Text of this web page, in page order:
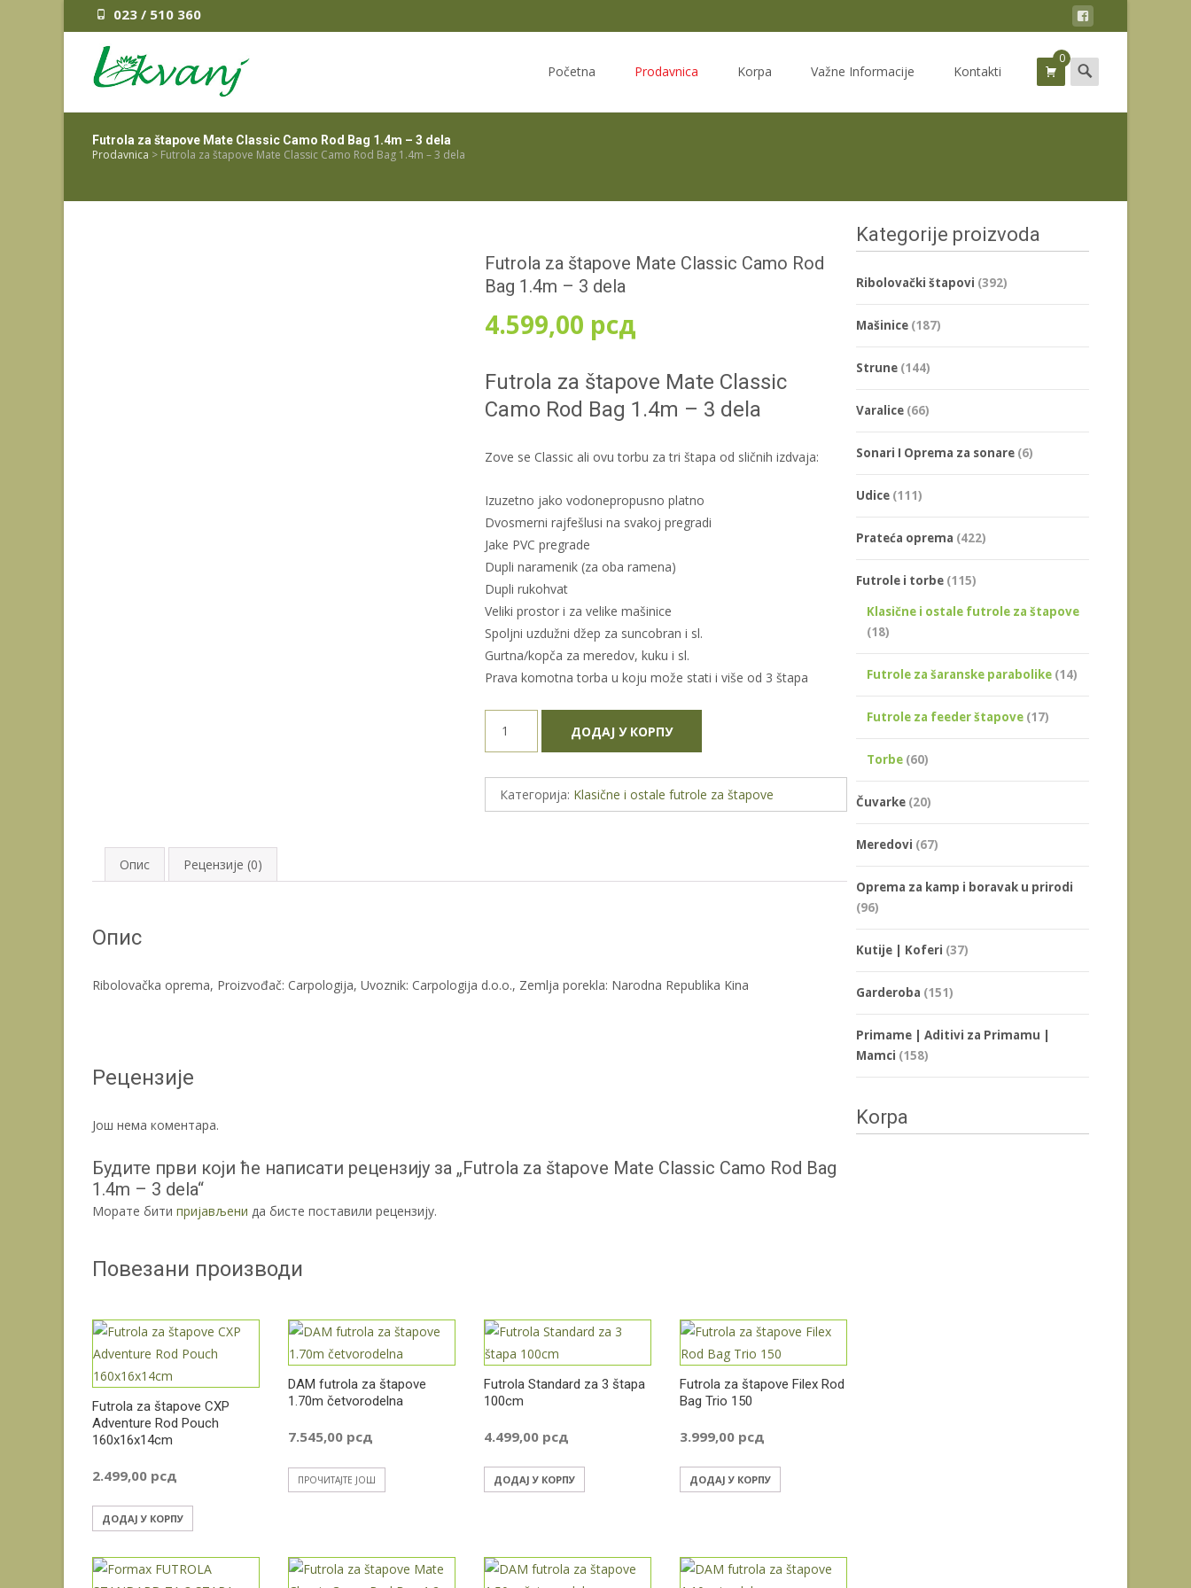
023 / 510 360
Početna Prodavnica Korpa Važne Informacije Kontakti
0 Search
for:
Futrola za štapove Mate Classic Camo Rod Bag 1.4m – 3 dela
Prodavnica > Futrola za štapove Mate Classic Camo Rod Bag 1.4m – 3 dela
Futrola za štapove Mate Classic Camo Rod
Bag 1.4m – 3 dela
4.599,00 рсд
Futrola za štapove Mate Classic
Camo Rod Bag 1.4m – 3 dela
Zove se Classic ali ovu torbu za tri štapa od sličnih izdvaja:
Izuzetno jako vodonepropusno platno
Dvosmerni rajfešlusi na svakoj pregradi
Jake PVC pregrade
Dupli naramenik (za oba ramena)
Dupli rukohvat
Veliki prostor i za velike mašinice
Spoljni uzdužni džep za suncobran i sl.
Gurtna/kopča za meredov, kuku i sl.
Prava komotna torba u koju može stati i više od 3 štapa
Mate
Classic
количина
ДОДАЈ У КОРПУ
Категорија: Klasične i ostale futrole za štapove
Опис Рецензије (0)
Опис
Ribolovačka oprema, Proizvođač: Carpologija, Uvoznik: Carpologija d.o.o., Zemlja porekla: Narodna Republika Kina
Рецензије
Још нема коментара.
Будите први који ће написати рецензију за „Futrola za štapove Mate Classic Camo Rod Bag
1.4m – 3 dela“
Морате бити пријављени да бисте поставили рецензију.
Повезани производи
Futrola za štapove CXP
Adventure Rod Pouch
160x16x14cm
2.499,00 рсд
ДОДАЈ У КОРПУ
DAM futrola za štapove
1.70m četvorodelna
7.545,00 рсд
ПРОЧИТАЈТЕ ЈОШ
Futrola Standard za 3 štapa
100cm
4.499,00 рсд
ДОДАЈ У КОРПУ
Futrola za štapove Filex Rod
Bag Trio 150
3.999,00 рсд
ДОДАЈ У КОРПУ
Kategorije proizvoda
Ribolovački štapovi (392)
Mašinice (187)
Strune (144)
Varalice (66)
Sonari I Oprema za sonare (6)
Udice (111)
Prateća oprema (422)
Futrole i torbe (115)
Klasične i ostale futrole za štapove
(18)
Futrole za šaranske parabolike (14)
Futrole za feeder štapove (17)
Torbe (60)
Čuvarke (20)
Meredovi (67)
Oprema za kamp i boravak u prirodi
(96)
Kutije | Koferi (37)
Garderoba (151)
Primame | Aditivi za Primamu |
Mamci (158)
Korpa